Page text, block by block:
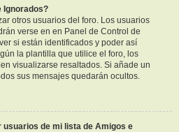
Ignorados?
otros usuarios del foro. Los usuarios
verse en en Panel de Control de
si están identificados y poder así
la plantilla que utilice el foro, los
visualizarse resaltados. Si añade un
sus mensajes quedarán ocultos.
de mi lista de Amigos e